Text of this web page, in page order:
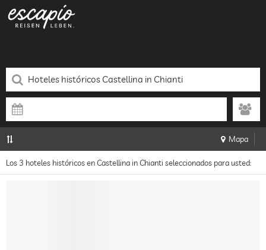
Mapa
Los 3 hoteles históricos en Castellina in Chianti seleccionados para usted: